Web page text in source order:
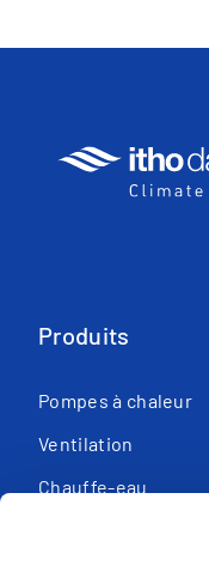
Produits
Pompes à chaleur
Ventilation
Chauffe-eau